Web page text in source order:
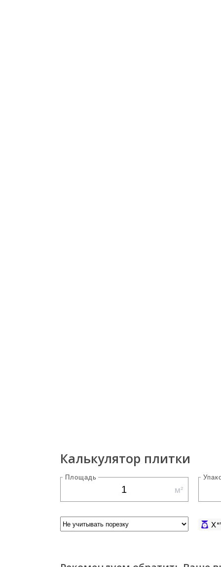
Калькулятор плитки
Площадь
м²
Xкг